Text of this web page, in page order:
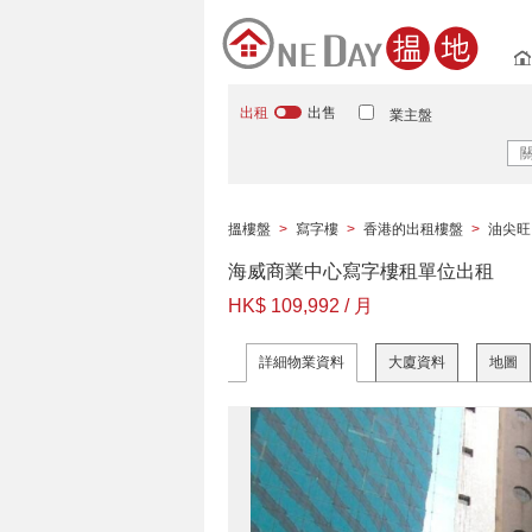
出租 出售 業主盤
搵樓盤 > 寫字樓 > 香港的出租樓盤 > 油尖旺
海威商業中心寫字樓租單位出租
HK$ 109,992 / 月
詳細物業資料 大廈資料 地圖